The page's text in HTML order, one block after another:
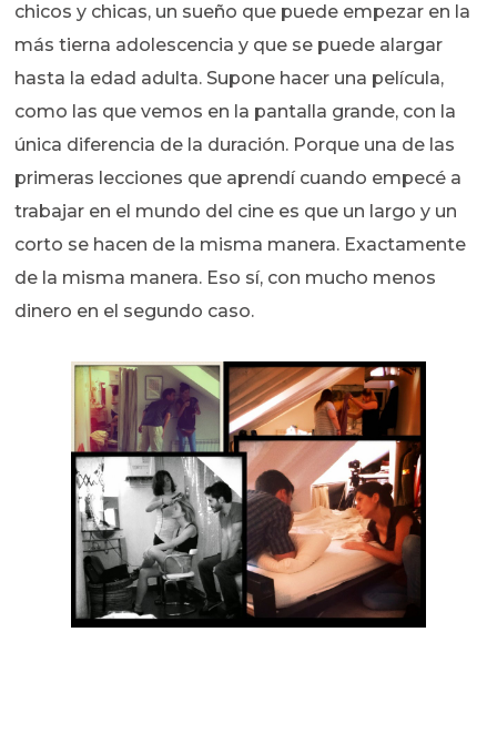
chicos y chicas, un sueño que puede empezar en la
más tierna adolescencia y que se puede alargar
hasta la edad adulta. Supone hacer una película,
como las que vemos en la pantalla grande, con la
única diferencia de la duración. Porque una de las
primeras lecciones que aprendí cuando empecé a
trabajar en el mundo del cine es que un largo y un
corto se hacen de la misma manera. Exactamente
de la misma manera. Eso sí, con mucho menos
dinero en el segundo caso.